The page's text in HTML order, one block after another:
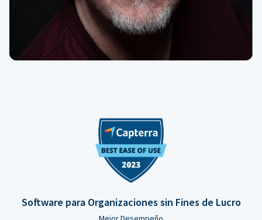
Software para Organizaciones sin Fines de Lucro